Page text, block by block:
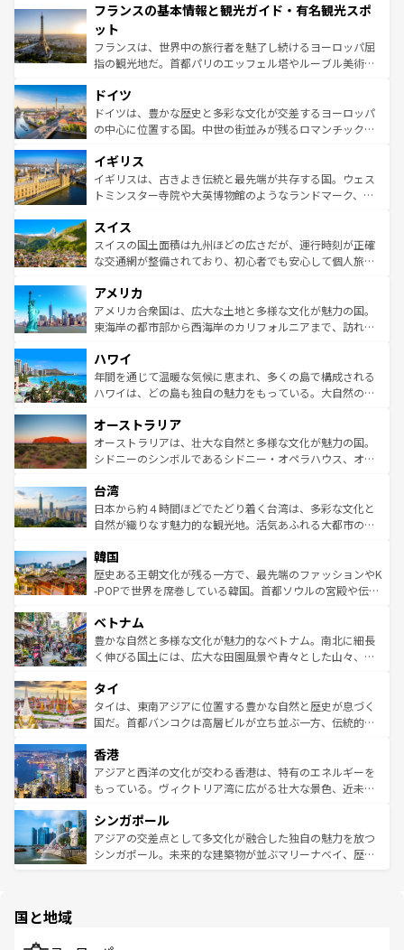
ませてくれるイタリアで、忘れられない旅をしてみよう！
なお、新着のイタリア情報は
しい。
文化が根付くこの国では、情熱的なフラメンコ、熱気あふ
れる闘牛、そして美味しいタパスが生活の一部となってい
る。首都マドリードの洗練された雰囲気や、バルセロナの
アートに溢れた街角から、地方では古代ローマ遺跡や中世
せる。地方によって風土や気候が異なるスペインはその個
性で訪れる人を魅了する。 なお、新着のスペイン情報は コ
ンテンツ一覧を参照してほしい。
フランスの基本情報と観光ガイド・有名観光スポ
ット
フランスは、世界中の旅行者を魅了し続けるヨーロッパ屈
指の観光地だ。首都パリのエッフェル塔やルーブル美術館
で、幅広い魅力が詰まっている。華麗な宮殿、歴史的な大
聖堂、美しいビーチ、そして豊かな自然が、訪れる者を心
から魅了する。また、フランスは美食の国としても知ら
いる。シャンパンの発祥地であるランス、プロヴァンスの
香り高いラベンダー畑など、多彩な楽しみ方が可能だ。さ
らに、パリ以外の地域にも魅力が溢れており、どの街角に
れる地方に足を運ぶとそれぞれで全く異なる文化を体験で
きるだろう。 なお、新着のフランス情報はコンテンツ一覧
を参照してほしい。
ドイツ
ドイツは、豊かな歴史と多彩な文化が交差するヨーロッパ
の中心に位置する国。中世の街並みが残るロマンチック街
顔を持つこの国は、どこを歩いても飽きることがない。ベ
ルリンの文化的活気、バイエルン州のアルプスの絶景、そ
してライン川沿いのワイン畑といった風景は必見。ビール
は、お酒好きな人にはぜひ体験してほしい。 なお、新着の
ドイツ情報はコンテンツ一覧を参照してほしい。
イギリス
イギリスは、古きよき伝統と最先端が共存する国。ウェス
トミンスター寺院や大英博物館のようなランドマーク、歴
リアごとに異なる魅力がある。また、優雅なアフタヌーン
ティー、ビール好きにはたまらない英国パブ、サッカー観
戦など、本場だからこそできる体験も豊富。イギリスを旅
ンツ一覧を参照してほしい。
スイス
スイスの国土面積は九州ほどの広さだが、運行時刻が正確
な交通網が整備されており、初心者でも安心して個人旅行
の建物がそのまま残る町や、スイスならではのユニークな
博物館もあり、アルプス観光だけでなく町歩きも満喫する
ことができる。国民の所得が高いため物価も高いが、旅行
ば市内交通費無料で観光を楽しむこともできる。 なお、新
着のスイス情報はコンテンツ一覧 を参照してほしい。
アメリカ
アメリカ合衆国は、広大な土地と多様な文化が魅力の国。
東海岸の都市部から西海岸のカリフォルニアまで、訪れる
のような巨大都市は、観光、ショッピング、エンターテイ
ンメントが詰まった刺激的なスポットだ。一方、アメリカ
西部には大自然が広がり、グランドキャニオンやイエロー
部のニューオーリンズでは、音楽と美食が融合した独特の
文化が魅力。旅行者はアメリカの各地域で異なる魅力を楽
しみながら、その多様性と豊かな歴史を感じることができ
ならではの贅沢な旅のスタイルだ。 なお、新着のアメリカ
情報はコンテンツ一覧を参照してほしい。
ハワイ
年間を通じて温暖な気候に恵まれ、多くの島で構成される
ハワイは、どの島も独自の魅力をもっている。大自然の神
ワイ島は見逃せない。また、定番の観光地といえばオアフ
島だが、静かな自然を求めるならマウイ島やカウアイ島が
おすすめ。エメラルドグリーンに輝く海をはじめ、豊かな
れるおもてなしの心で訪れる人々を迎えてくれるハワイの
人々、おいしいローカルフードやハワイアンミュージッ
ク、伝統的なフラダンスなど、すべてがハワイの魅力を彩
ワイを、存分に味わってほしい。 なお、新着のハワイ情報
はコンテンツ一覧を参照してほしい。
オーストラリア
オーストラリアは、壮大な自然と多様な文化が魅力の国。
シドニーのシンボルであるシドニー・オペラハウス、オー
リアリーフや大陸中央部にそびえるウルル（エアーズロッ
ク）、タスマニアの美しい原生林やケアンズの熱帯雨林な
ど、見どころがたくさん。また、カフェやワイン、オージ
いる。アクティビティも充実しており、サーフィンやダイ
ビング、ハイキングなど、アウトドア好きにはたまらな
い。オーストラリアの多彩な魅力を存分に味わいつくそ
参照してほしい。
台湾
日本から約４時間ほどでたどり着く台湾は、多彩な文化と
自然が織りなす魅力的な観光地。活気あふれる大都市の台
ン）、静ひつな山岳地帯である台湾東部など、都市の喧騒
と山間の静けさが共存しており、訪れる人に新しい発見と
驚きをもたらしてくれる。また、奥深い台湾の食文化も魅
容にもいいと評判のスイーツなど、バラエティ豊かな料理
が味わえる。 なお、新着の台湾情報は コンテンツ一覧を参
照してほしい。
韓国
歴史ある王朝文化が残る一方で、最先端のファッションやK
-POPで世界を席巻している韓国。首都ソウルの宮殿や伝統
き、地方に足を延ばせば四季折々の自然美を楽しむことが
できる。そして、キムチや焼肉、絶品のストリートフード
まで、さまざまな韓国料理が待っている。夜には、韓国な
リティに包まれながら、韓国の多彩な魅力を心ゆくまで味
わってみてほしい。 なお、新着の韓国情報はコンテンツ一
覧を参照してほしい。
ベトナム
豊かな自然と多様な文化が魅力的なベトナム。南北に細長
く伸びる国土には、広大な田園風景や青々とした山々、世
急速な発展と共に伝統が息づく。ハノイの古い町並みやホ
ーチミン市のフランス統治時代の建物も、独特の雰囲気を
醸し出している。また、バラエティの豊かさとおいしさで
とつ。フォーやバインミー、ベトナムコーヒーなどは、ぜ
ひ現地で味わいたい。どの地域を訪れてもあたたかい人々
が旅行者を迎えてくれるので、きっと忘れられない旅にな
参照してほしい。
タイ
タイは、東南アジアに位置する豊かな自然と歴史が息づく
国だ。首都バンコクは高層ビルが立ち並ぶ一方、伝統的な
の活気が交差している。北部ではチェンマイなどの山岳地
帯で自然と触れ合い、南部ではプーケットやクラビの美し
いビーチでリゾート気分を楽しむことができる。タイ料理
激する。気候は一年中温暖で、どの季節にも異なる楽しみ
が待っている。親しみやすいタイの人々、仏教を中心とし
た文化、そして多様な観光資源が、訪れる旅人を魅了し続
香港
アジアと西洋の文化が交わる香港は、特有のエネルギーを
もっている。ヴィクトリア湾に広がる壮大な景色、近未来
み、どこを訪れても感動するはず。観光スポットが密集し
ており、効率よく見どころを回れるのも魅力。息をのむよ
うな絶景から文化的な体験まで、香港を存分に楽しみ尽く
シンガポール
アジアの交差点として多文化が融合した独自の魅力を放つ
シンガポール。未来的な建築物が並ぶマリーナベイ、歴史
国と地域